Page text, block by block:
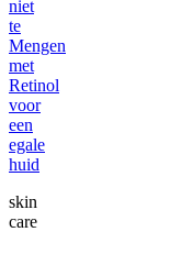
niet
te
Mengen
met
Retinol
voor
een
egale
huid
skin
care